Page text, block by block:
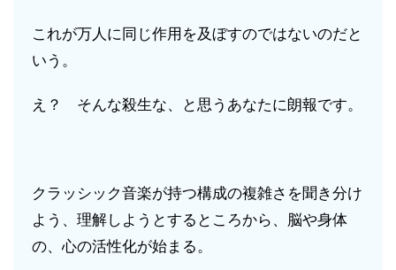
これが万人に同じ作用を及ぼすのではないのだと
いう。
え？ そんな殺生な、と思うあなたに朗報です。
クラッシック音楽が持つ構成の複雑さを聞き分け
よう、理解しようとするところから、脳や身体
の、心の活性化が始まる。